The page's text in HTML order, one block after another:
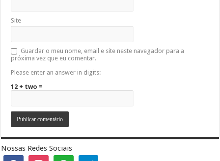
Site
Guardar o meu nome, email e site neste navegador para a
próxima vez que eu comentar.
Please enter an answer in digits:
12 + two =
Nossas Redes Sociais